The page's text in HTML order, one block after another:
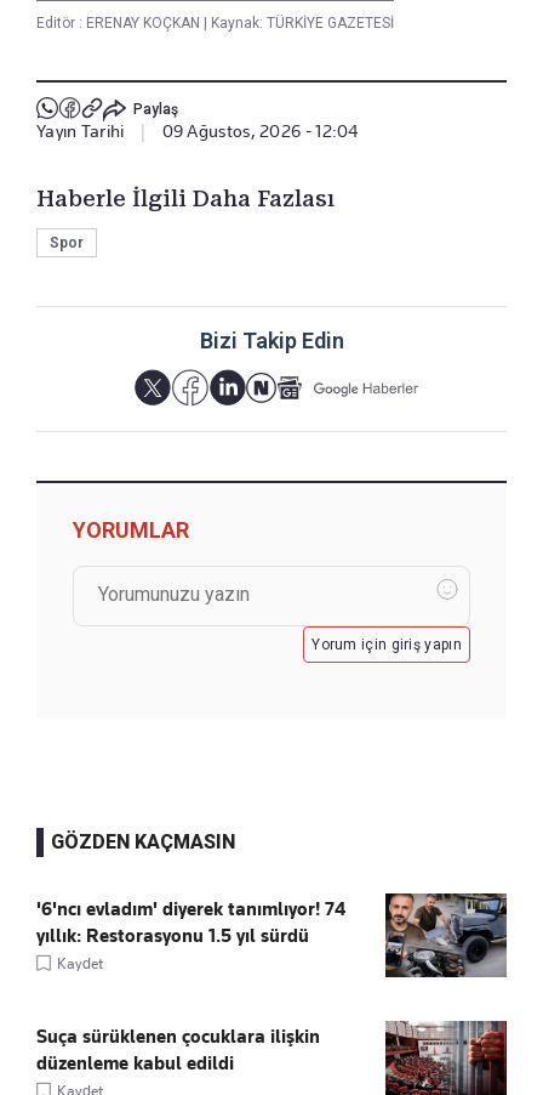
Editör : ERENAY KOÇKAN Kaynak: TÜRKİYE GAZETESİ
Paylaş
Yayın Tarihi 09 Ağustos, 2026 - 12:04
Haberle İlgili Daha Fazlası
Spor
Bizi Takip Edin
YORUMLAR
Yorum için giriş yapın
GÖZDEN KAÇMASIN
'6'ncı evladım' diyerek tanımlıyor! 74
yıllık: Restorasyonu 1.5 yıl sürdü
Kaydet
Suça sürüklenen çocuklara ilişkin
düzenleme kabul edildi
Kaydet